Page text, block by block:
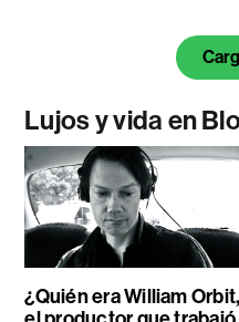
Lujos y vida en
¿Quién era William Orbit,